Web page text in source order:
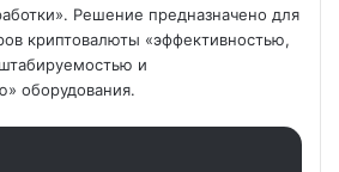
Решение предназначено для
криптовалюты «эффективностью,
и
оборудования.